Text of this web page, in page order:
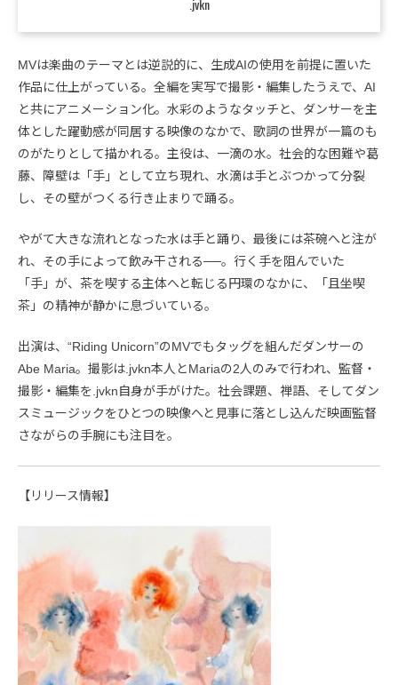
.jvkn
MVは楽曲のテーマとは逆説的に、生成AIの使用を前提に置いた
作品に仕上がっている。全編を実写で撮影・編集したうえで、AI
と共にアニメーション化。水彩のようなタッチと、ダンサーを主
体とした躍動感が同居する映像のなかで、歌詞の世界が一篇のも
のがたりとして描かれる。主役は、一滴の水。社会的な困難や葛
藤、障壁は「手」として立ち現れ、水滴は手とぶつかって分裂
し、その壁がつくる行き止まりで踊る。
やがて大きな流れとなった水は手と踊り、最後には茶碗へと注が
れ、その手によって飲み干される──。行く手を阻んでいた
「手」が、茶を喫する主体へと転じる円環のなかに、「且坐喫
茶」の精神が静かに息づいている。
出演は、“Riding Unicorn”のMVでもタッグを組んだダンサーの
Abe Maria。撮影は.jvkn本人とMariaの2人のみで行われ、監督・
撮影・編集を.jvkn自身が手がけた。社会課題、禅語、そしてダン
スミュージックをひとつの映像へと見事に落とし込んだ映画監督
さながらの手腕にも注目を。
【リリース情報】